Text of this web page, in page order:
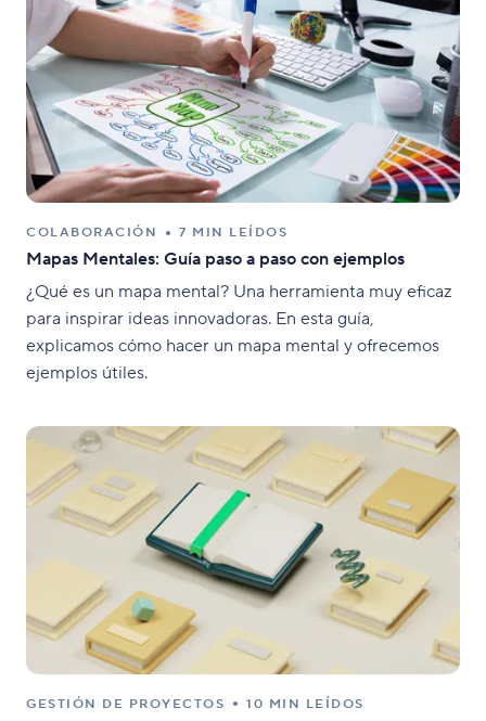
COLABORACIÓN 7 MIN LEÍDOS
Mapas Mentales: Guía paso a paso con ejemplos
¿Qué es un mapa mental? Una herramienta muy eficaz
para inspirar ideas innovadoras. En esta guía,
explicamos cómo hacer un mapa mental y ofrecemos
ejemplos útiles.
GESTIÓN DE PROYECTOS 10 MIN LEÍDOS